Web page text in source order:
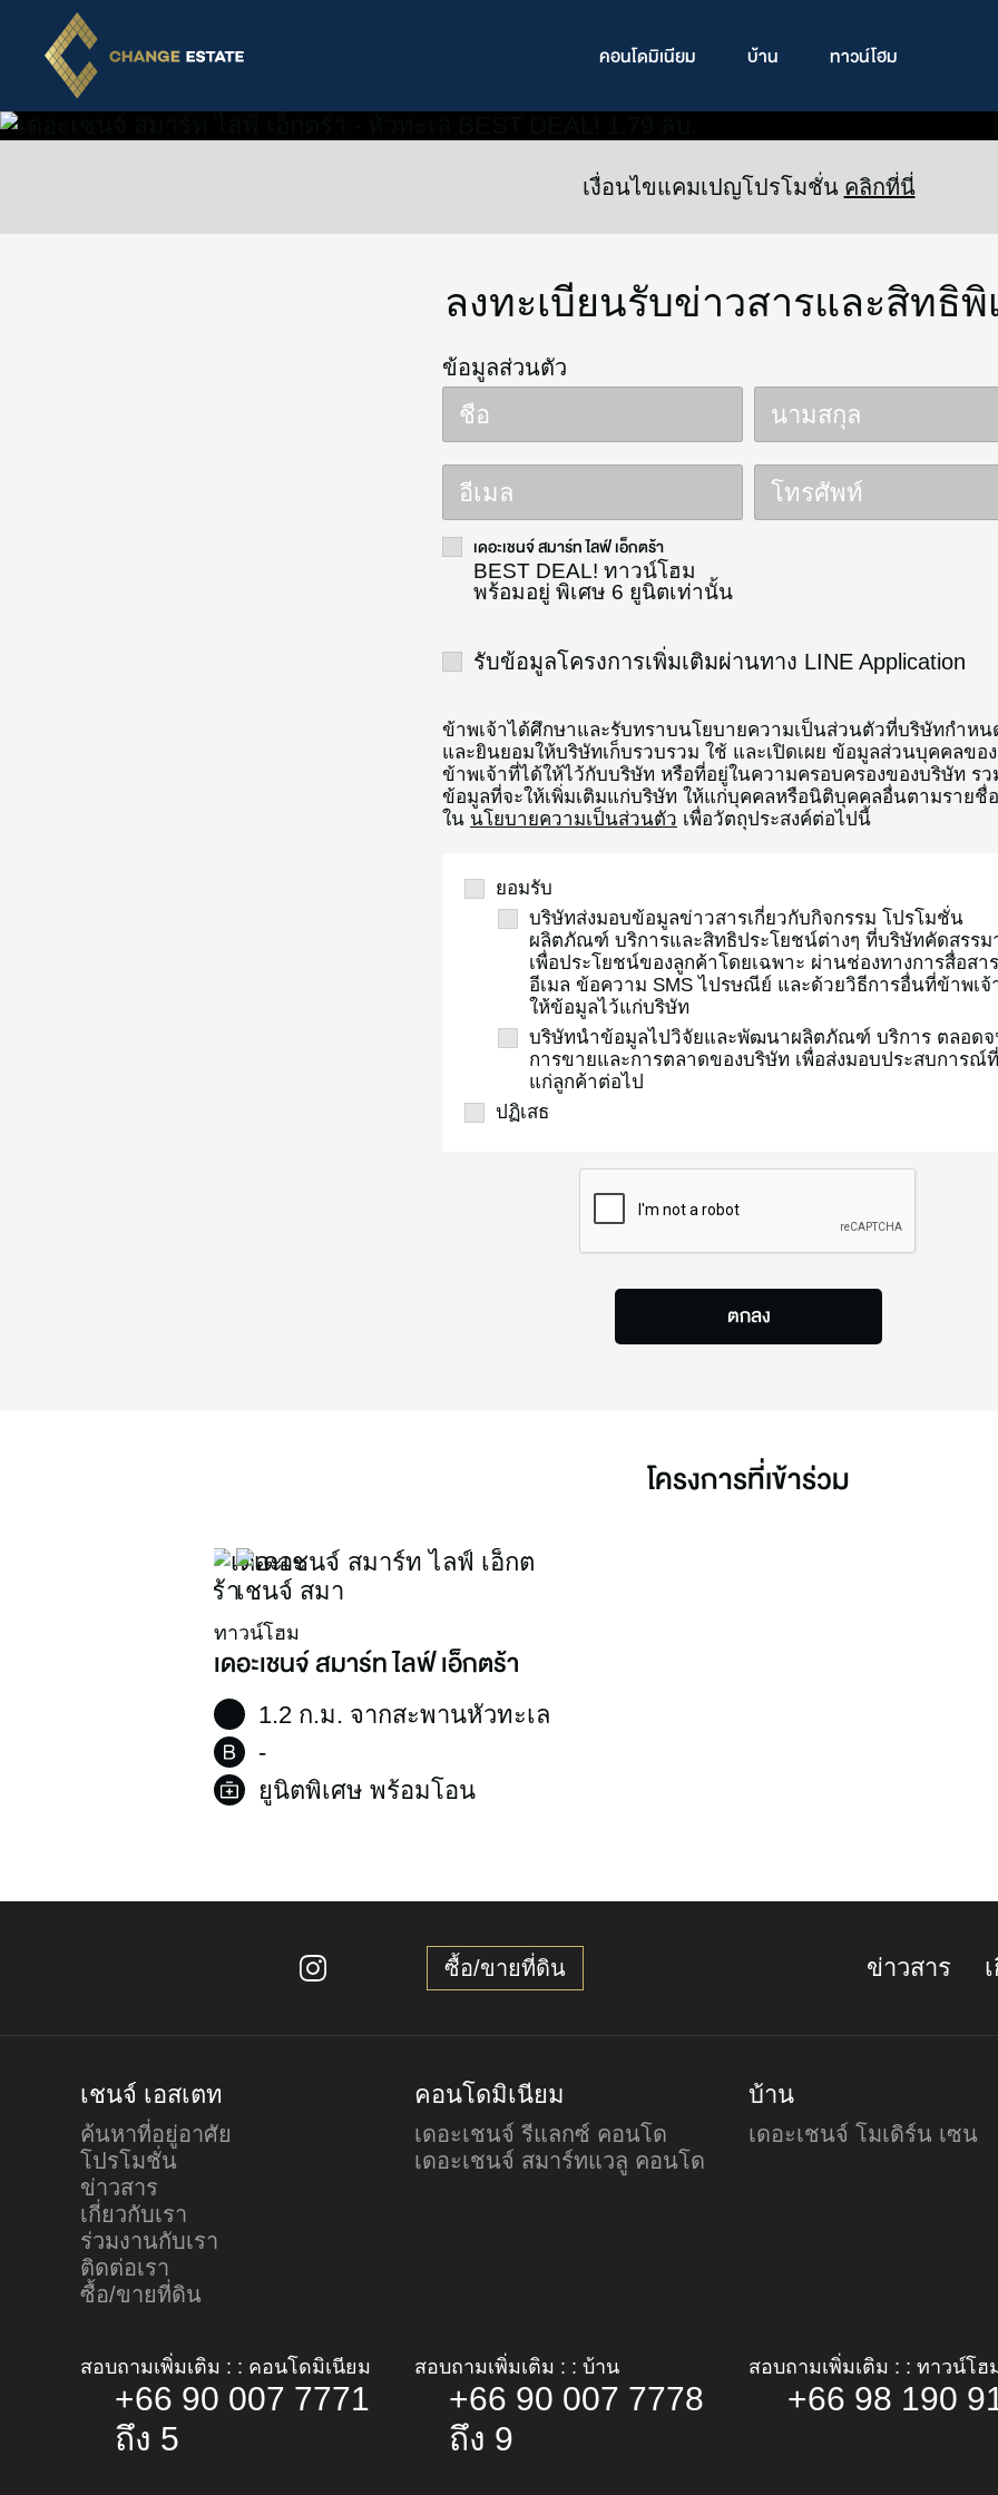
คอนโดมิเนียม บ้าน ทาวน์โฮม
เงื่อนไขแคมเปญโปรโมชั่น คลิกที่นี่
ลงทะเบียนรับข่าวสารและสิทธิพิ
ข้อมูลส่วนตัว
ชื่อ นามสกุล
อีเมล โทรศัพท์
เดอะเชนจ์ สมาร์ท ไลฟ์ เอ็กตร้า
BEST DEAL! ทาวน์โฮม
พร้อมอยู่ พิเศษ 6 ยูนิตเท่านั้น
รับข้อมูลโครงการเพิ่มเติมผ่านทาง LINE Application
ข้าพเจ้าได้ศึกษาและรับทราบนโยบายความเป็นส่วนตัวที่บริษัทกำหน
และยินยอมให้บริษัทเก็บรวบรวม ใช้ และเปิดเผย ข้อมูลส่วนบุคคลของ
ข้าพเจ้าที่ได้ให้ไว้กับบริษัท หรือที่อยู่ในความครอบครองของบริษัท รว
ข้อมูลที่จะให้เพิ่มเติมแก่บริษัท ให้แก่บุคคลหรือนิติบุคคลอื่นตามรายชื่
ใน นโยบายความเป็นส่วนตัว เพื่อวัตถุประสงค์ต่อไปนี้
ยอมรับ
บริษัทส่งมอบข้อมูลข่าวสารเกี่ยวกับกิจกรรม โปรโมชั่น
ผลิตภัณฑ์ บริการและสิทธิประโยชน์ต่างๆ ที่บริษัทคัดสรรม
เพื่อประโยชน์ของลูกค้าโดยเฉพาะ ผ่านช่องทางการสื่อสา
อีเมล ข้อความ SMS ไปรษณีย์ และด้วยวิธีการอื่นที่ข้าพเจ้
ให้ข้อมูลไว้แก่บริษัท
บริษัทนำข้อมูลไปวิจัยและพัฒนาผลิตภัณฑ์ บริการ ตลอด
การขายและการตลาดของบริษัท เพื่อส่งมอบประสบการณ์
แก่ลูกค้าต่อไป
ปฏิเสธ
ตกลง
โครงการที่เข้าร่วม
ทาวน์โฮม
เดอะเชนจ์ สมาร์ท ไลฟ์ เอ็กตร้า
1.2 ก.ม. จากสะพานหัวทะเล
-
ยูนิตพิเศษ พร้อมโอน
ซื้อ/ขายที่ดิน ข่าวสาร
เชนจ์ เอสเตท
ค้นหาที่อยู่อาศัย
โปรโมชั่น
ข่าวสาร
เกี่ยวกับเรา
ร่วมงานกับเรา
ติดต่อเรา
ซื้อ/ขายที่ดิน
คอนโดมิเนียม
เดอะเชนจ์ รีแลกซ์ คอนโด
เดอะเชนจ์ สมาร์ทแวลู คอนโด
บ้าน
เดอะเชนจ์ โมเดิร์น เซน
สอบถามเพิ่มเติม : : คอนโดมิเนียม
+66 90 007 7771
ถึง 5
สอบถามเพิ่มเติม : : บ้าน
+66 90 007 7778
ถึง 9
สอบถามเพิ่มเติม : : ทาวน์โฮ
+66 98 190
โครงการทั้งหมด
ค้นหา